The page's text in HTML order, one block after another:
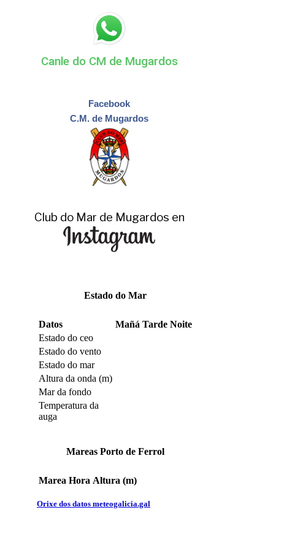
Canle do CM de Mugardos
Facebook
C.M. de Mugardos
Club do Mar de Mugardos en